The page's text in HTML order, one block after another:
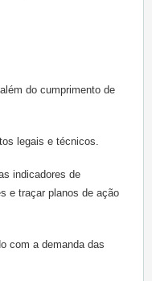
além do cumprimento de
legais e técnicos.
indicadores de
e traçar planos de ação
com a demanda das